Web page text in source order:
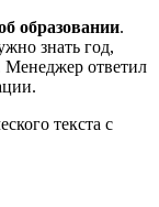
образовании.
знать год,
Менеджер ответил
текста с